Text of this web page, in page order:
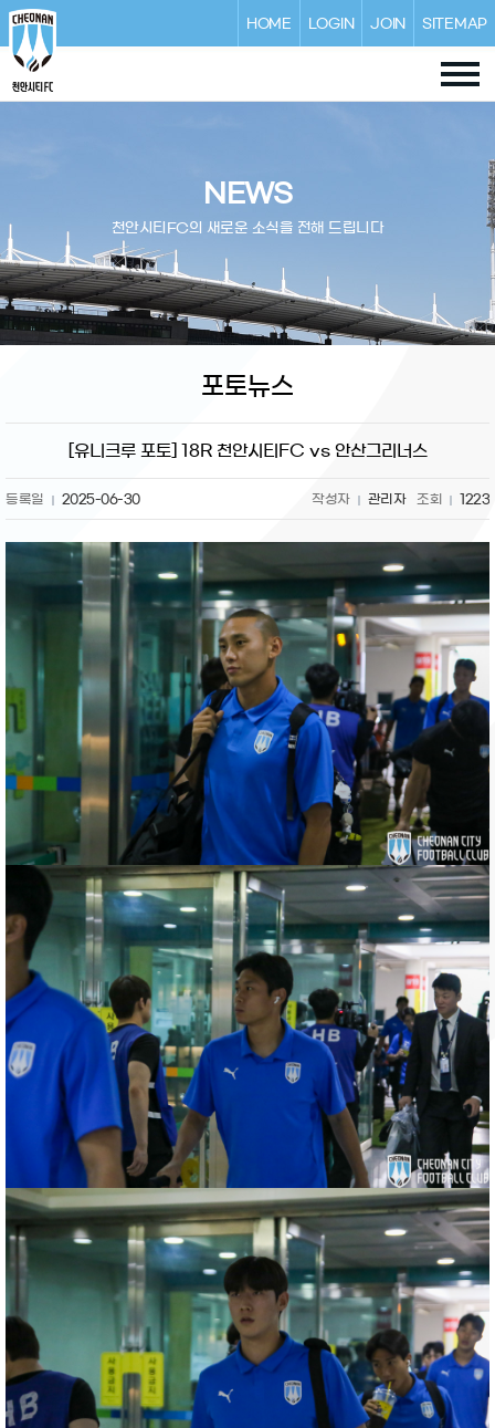
HOME LOGIN JOIN SITEMAP
NEWS
천안시티FC의 새로운 소식을 전해 드립니다
포토뉴스
[유니크루 포토] 18R 천안시티FC vs 안산그리너스
등록일 2025-06-30 작성자 관리자 조회 1223